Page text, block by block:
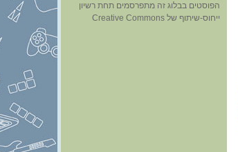
הפוסטים בבלוג זה מתפרסמים תחת רשיון
ייחוס-שיתוף של Creative Commons